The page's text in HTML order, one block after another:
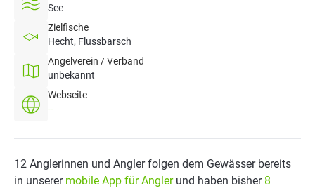
See
Zielfische
Hecht, Flussbarsch
Angelverein / Verband
unbekannt
Webseite
--
12 Anglerinnen und Angler folgen dem Gewässer bereits
in unserer mobile App für Anglerund haben bisher 8